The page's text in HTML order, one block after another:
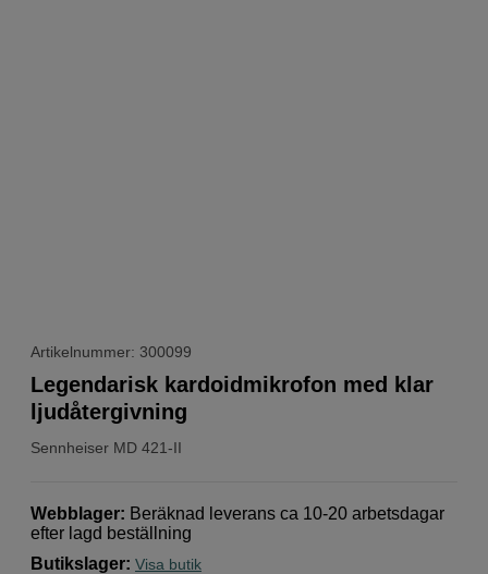
Artikelnummer: 300099
Sennheiser MD 421-II
Legendarisk kardoidmikrofon med klar
ljudåtergivning
Webblager: Beräknad leverans ca 10-20 arbetsdagar
efter lagd beställning
Butikslager: Visa butik